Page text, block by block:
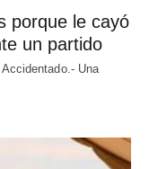
porque le cayó
un partido
Una